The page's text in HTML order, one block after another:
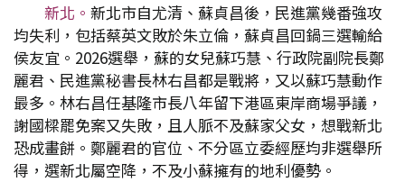
新北。 新北市自尤清、蘇貞昌後，民進黨幾番強攻
均失利，包括蔡英文敗於朱立倫，蘇貞昌回鍋三選輸給
侯友宜。2026選舉，蘇的女兒蘇巧慧、行政院副院長鄭
麗君、民進黨秘書長林右昌都是戰將，又以蘇巧慧動作
最多。林右昌任基隆市長八年留下港區東岸商場爭議，
謝國樑罷免案又失敗，且人脈不及蘇家父女，想戰新北
恐成畫餅。鄭麗君的官位、不分區立委經歷均非選舉所
得，選新北屬空降，不及小蘇擁有的地利優勢。